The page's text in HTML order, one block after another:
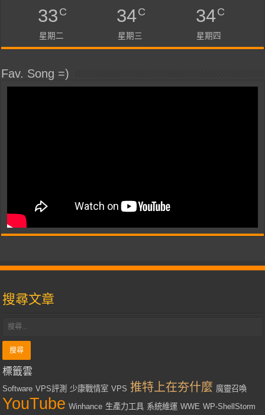
33C
星期二
34C
星期三
34C
星期四
Fav. Song =)
搜尋文章
標籤雲
Software VPS評測 少康戰情室 VPS 推特上在夯什麼 魔靈召喚
YouTube Winhance 生產力工具 系統維運 WWE WP-ShellStorm